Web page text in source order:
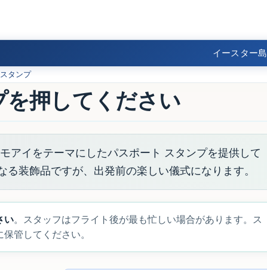
イースター島
タンプ
押してください
アイをテーマにしたパスポート スタンプを提供して
装飾品ですが、出発前の楽しい儀式になります。
い。スタッフはフライト後が最も忙しい場合があります。ス
管してください。